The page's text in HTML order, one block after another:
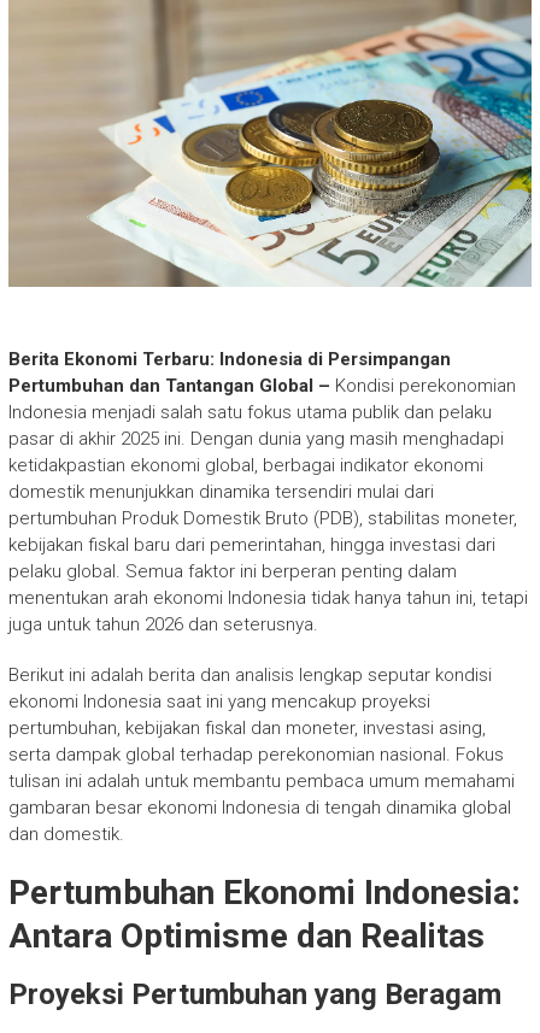
Berita Ekonomi Terbaru: Indonesia di Persimpangan
Pertumbuhan dan Tantangan Global – Kondisi perekonomian
Indonesia menjadi salah satu fokus utama publik dan pelaku
pasar di akhir 2025 ini. Dengan dunia yang masih menghadapi
ketidakpastian ekonomi global, berbagai indikator ekonomi
domestik menunjukkan dinamika tersendiri mulai dari
pertumbuhan Produk Domestik Bruto (PDB), stabilitas moneter,
kebijakan fiskal baru dari pemerintahan, hingga investasi dari
pelaku global. Semua faktor ini berperan penting dalam
menentukan arah ekonomi Indonesia tidak hanya tahun ini, tetapi
juga untuk tahun 2026 dan seterusnya.
Berikut ini adalah berita dan analisis lengkap seputar kondisi
ekonomi Indonesia saat ini yang mencakup proyeksi
pertumbuhan, kebijakan fiskal dan moneter, investasi asing,
serta dampak global terhadap perekonomian nasional. Fokus
tulisan ini adalah untuk membantu pembaca umum memahami
gambaran besar ekonomi Indonesia di tengah dinamika global
dan domestik.
Pertumbuhan Ekonomi Indonesia:
Antara Optimisme dan Realitas
Proyeksi Pertumbuhan yang Beragam